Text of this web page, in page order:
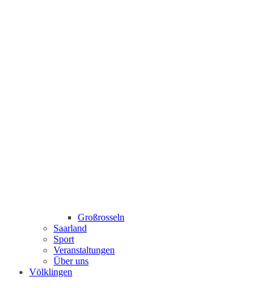
Großrosseln
Saarland
Sport
Veranstaltungen
Über uns
Völklingen